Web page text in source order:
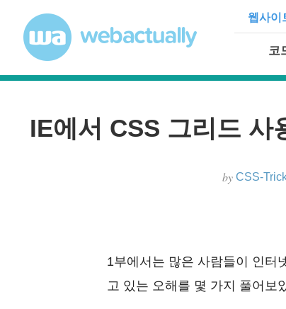
웹사이
코
IE에서 CSS 그리드
by CSS-
1부에서는 많은 사람들이 인터
고 있는 오해를 몇 가지 풀어보